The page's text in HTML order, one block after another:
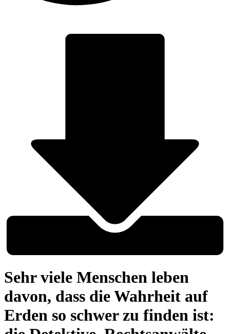
Sehr viele Menschen leben
davon, dass die Wahrheit auf
Erden so schwer zu finden ist: